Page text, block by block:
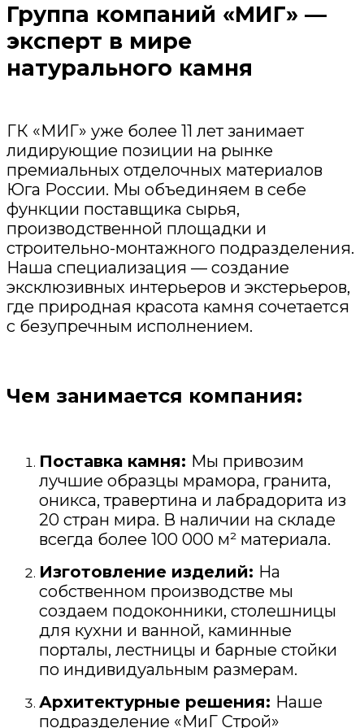
Группа компаний «МИГ» —
эксперт в мире
натурального камня
ГК «МИГ» уже более 11 лет занимает
лидирующие позиции на рынке
премиальных отделочных материалов
Юга России. Мы объединяем в себе
функции поставщика сырья,
производственной площадки и
строительно-монтажного подразделения.
Наша специализация — создание
эксклюзивных интерьеров и экстерьеров,
где природная красота камня сочетается
с безупречным исполнением.
Чем занимается компания:
Поставка камня: Мы привозим
лучшие образцы мрамора, гранита,
оникса, травертина и лабрадорита из
20 стран мира. В наличии на складе
всегда более 100 000 м² материала.
Изготовление изделий: На
собственном производстве мы
создаем подоконники, столешницы
для кухни и ванной, каминные
порталы, лестницы и барные стойки
по индивидуальным размерам.
Архитектурные решения: Наше
подразделение «МиГ Строй»